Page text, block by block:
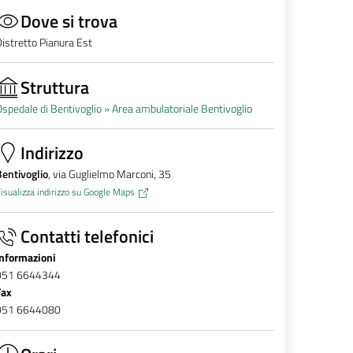
Dove si trova
Pianura Est
Struttura
di Bentivoglio »Area ambulatoriale Bentivoglio
Indirizzo
, via Guglielmo Marconi, 35
indirizzo su Google Maps
Contatti telefonici
6644344
6644080